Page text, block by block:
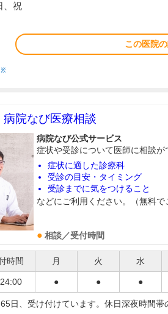
、祝
この医院
※
病院なび医療相談
病院なび公式サービス
症状や受診について医師に相談が
症状に適した診療科
受診の目安・タイミング
受診までに気をつけること
などにご利用ください。（無料で
相談／受付時間
時間 月 火 水
● ● ●
日、受け付けています。休日深夜時間帯